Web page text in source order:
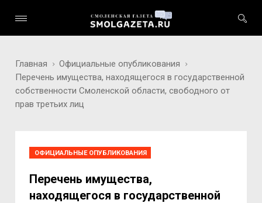
Главная
Официальные опубликования
Перечень имущества, находящегося в государственной
собственности Смоленской области, свободного от
прав третьих лиц
ОФИЦИАЛЬНЫЕ ОПУБЛИКОВАНИЯ
Перечень имущества,
находящегося в государственной